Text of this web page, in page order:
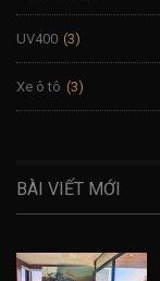
UV400 (3)
Xe ô tô (3)
BÀI VIẾT MỚI